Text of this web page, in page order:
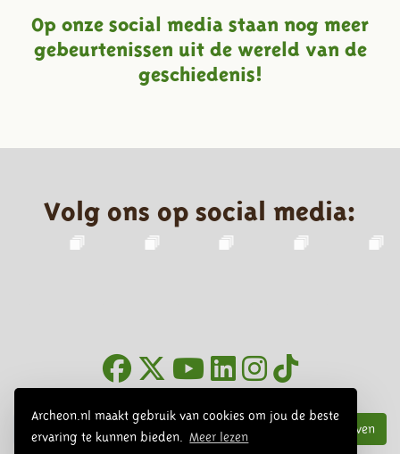
Archeon.nl maakt gebruik van cookies om jou de beste
ervaring te kunnen bieden.
Meer lezen
Op onze social media staan nog meer
gebeurtenissen uit de wereld van de
geschiedenis!
Volg ons op social media:
Inschrijven